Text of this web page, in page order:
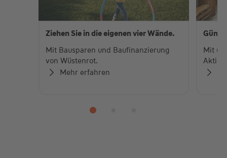
Ziehen Sie in die eigenen vier Wände.
Mit Bausparen und Baufinanzierung
von Wüstenrot.
Mehr erfahren
Mit